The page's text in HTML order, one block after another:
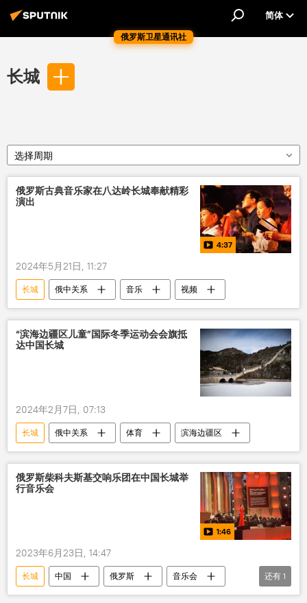
俄罗斯卫星通讯社
简体
长城
选择周期
俄罗斯古典音乐家在八达岭长城奉献精彩
演出
4:37
2024年5月21日, 11:27
长城 俄中关系 音乐 视频
“滨海边疆区儿童”国际冬季运动会会旗抵
达中国长城
2024年2月7日, 07:13
长城 俄中关系 体育 滨海边疆区
俄罗斯柴科夫斯基交响乐团在中国长城举
行音乐会
1:46
2023年6月23日, 14:47
长城 中国 俄罗斯
音乐会
视频
还有 1